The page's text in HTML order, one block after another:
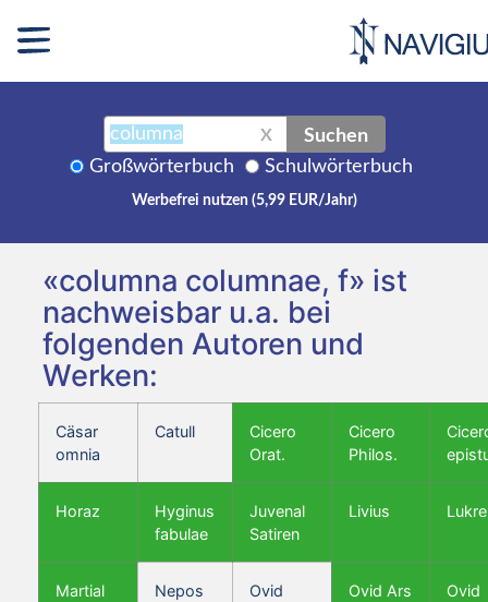
X Suchen
Großwörterbuch Schulwörterbuch
Werbefrei nutzen (5,99 EUR/Jahr)
«columna columnae, f» ist
nachweisbar u.a. bei
folgenden Autoren und
Werken:
Cäsar
omnia
Catull
Cicero
Orat.
Cicero
Philos.
Horaz
Hyginus
fabulae
Juvenal
Satiren
Livius
Martial Nepos
Ovid
Ovid Ars
Ovid